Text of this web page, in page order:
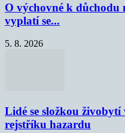
O výchovné k důchodu
vyplatí se...
5. 8. 2026
Lidé se složkou živobytí
rejstříku hazardu